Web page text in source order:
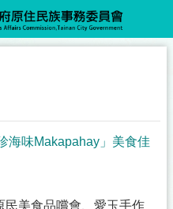
海味Makapahay」美食佳
、愛玉手作